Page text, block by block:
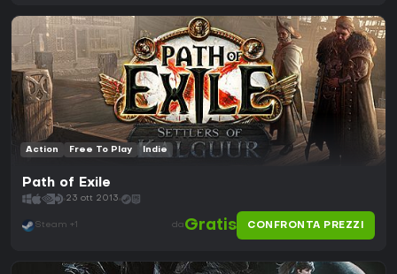
Action Free To Play Indie
Path of Exile
23 ott 2013
Steam +1 da Gratis CONFRONTA PREZZI